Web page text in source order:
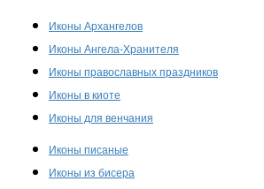
Иконы Архангелов
Иконы Ангела-Хранителя
Иконы православных праздников
Иконы в киоте
Иконы для венчания
Иконы писаные
Иконы из бисера